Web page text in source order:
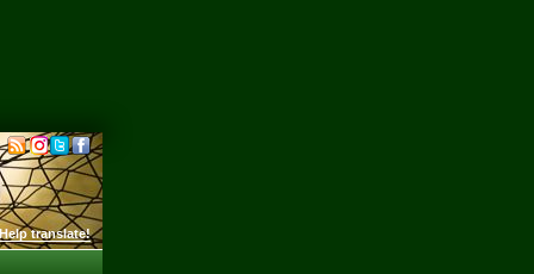
translate!